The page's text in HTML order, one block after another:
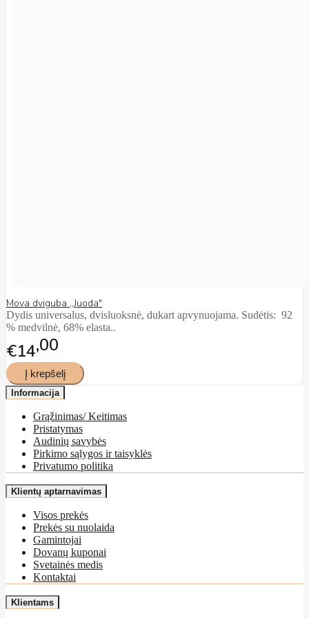
Mova dviguba ,,Juoda"
Dydis universalus, dvisluoksnė, dukart apvynuojama. Sudėtis: 92
% medvilnė, 68% elasta..
€14 00
Informacija
Grąžinimas/ Keitimas
Pristatymas
Audinių savybės
Pirkimo sąlygos ir taisyklės
Privatumo politika
Klientų aptarnavimas
Visos prekės
Prekės su nuolaida
Gamintojai
Dovanų kuponai
Svetainės medis
Kontaktai
Klientams